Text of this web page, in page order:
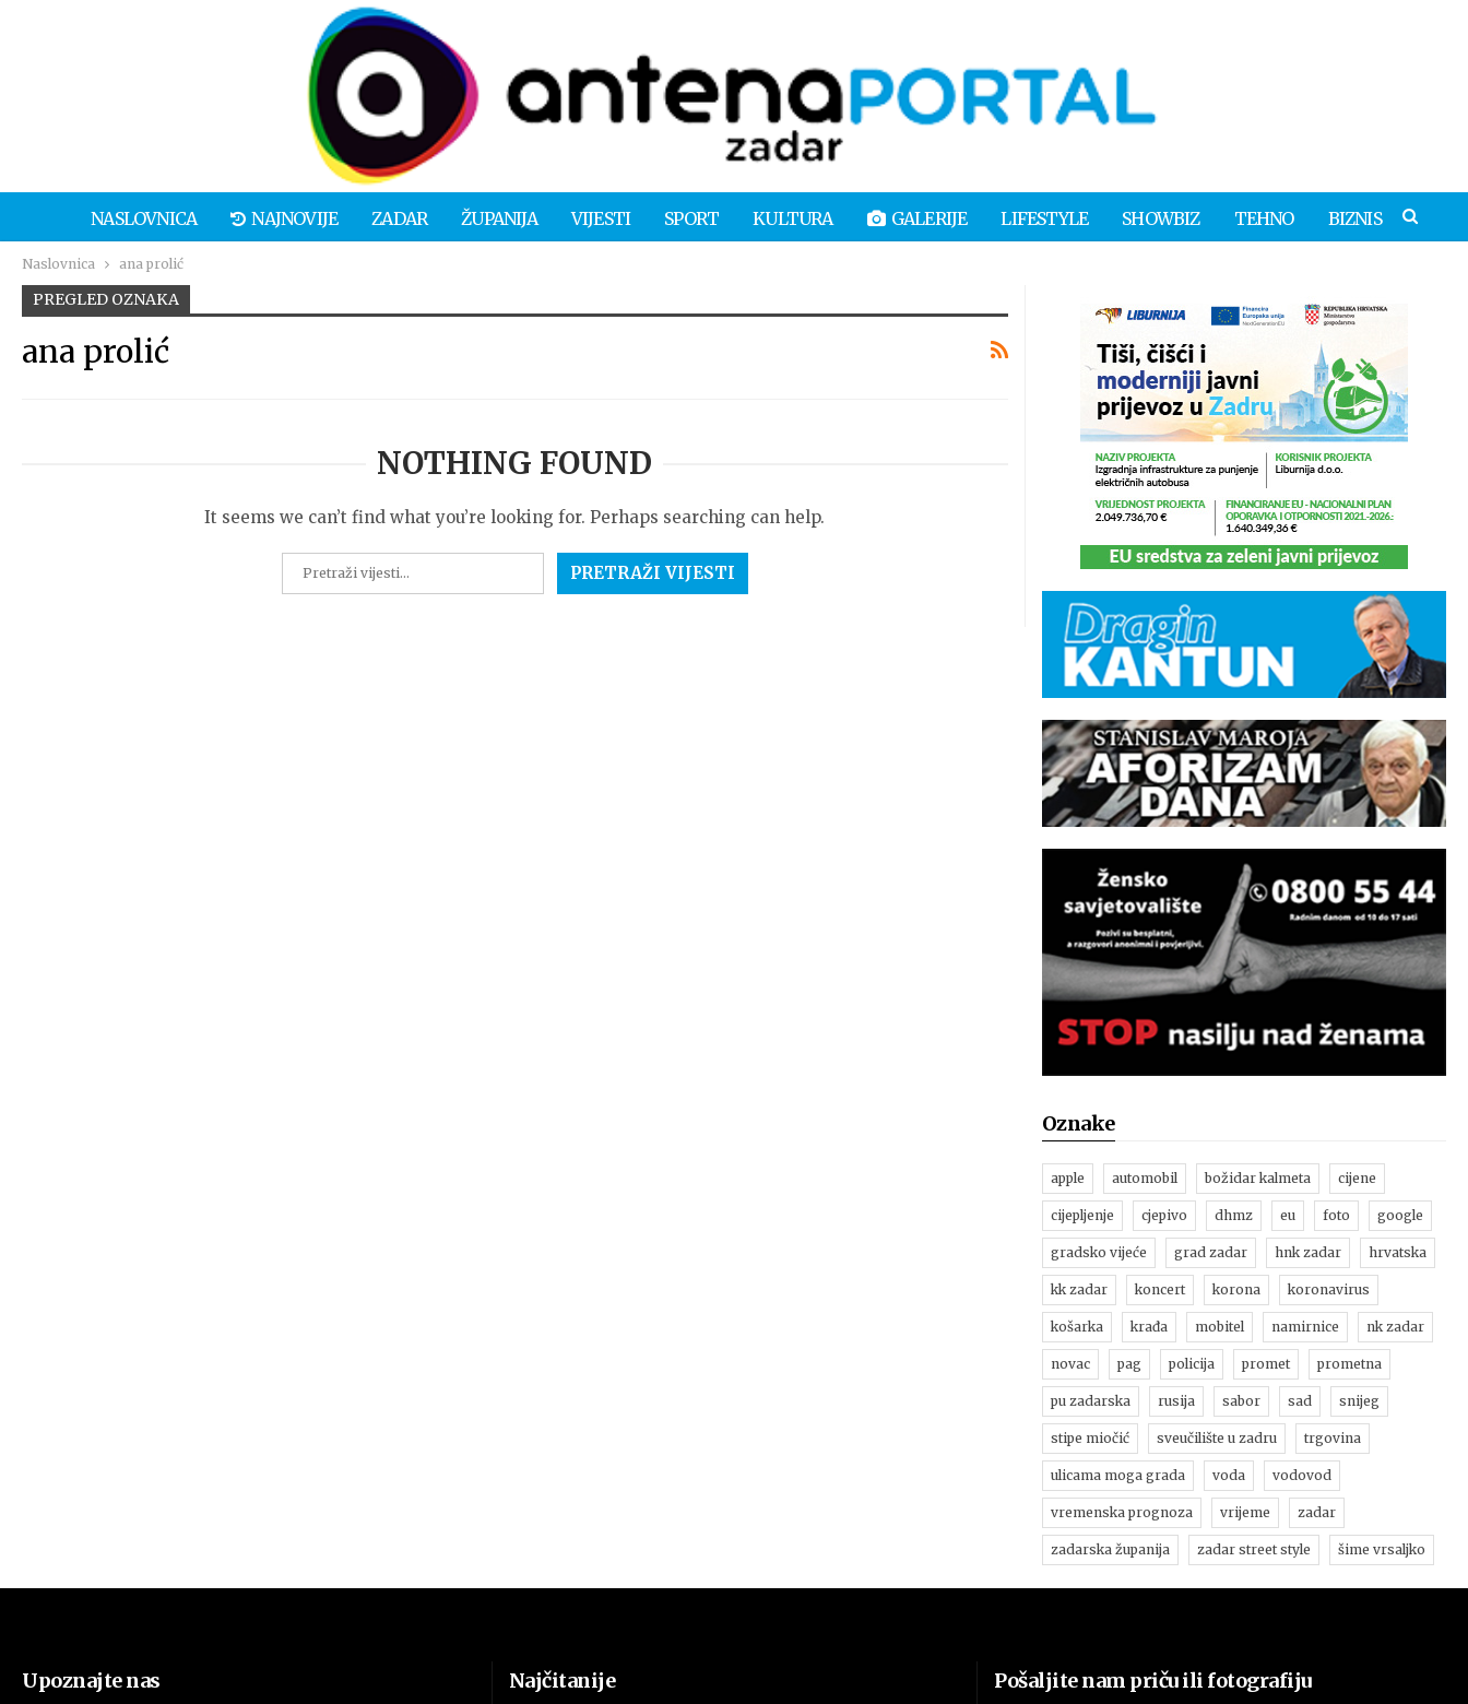
NASLOVNICA NAJNOVIJE ZADAR ŽUPANIJA VIJESTI SPORT KULTURA GALERIJE LIFESTYLE SHOWBIZ TEHNO BIZNIS
Naslovnica ana prolić
PREGLED OZNAKA
ana prolić
NOTHING FOUND
It seems we can’t find what you’re looking for. Perhaps searching can help.
Oznake
apple automobil božidar kalmeta cijene
cijepljenje cjepivo dhmz eu foto google
gradsko vijeće grad zadar hnk zadar hrvatska
kk zadar koncert korona koronavirus
košarka krađa mobitel namirnice nk zadar
novac pag policija promet prometna
pu zadarska rusija sabor sad snijeg
stipe miočić sveučilište u zadru trgovina
ulicama moga grada voda vodovod
vremenska prognoza vrijeme zadar
zadarska županija zadar street style šime vrsaljko
Upoznajte nas Najčitanije Pošaljite nam priču ili fotografiju